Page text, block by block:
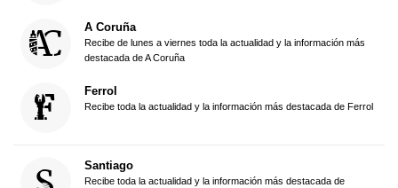
A Coruña
Recibe de lunes a viernes toda la actualidad y la información más
destacada de A Coruña
Ferrol
Recibe toda la actualidad y la información más destacada de Ferrol
Santiago
Recibe toda la actualidad y la información más destacada de